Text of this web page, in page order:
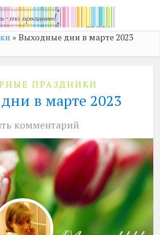
»Выходные дни в марте 2023
ПРАЗДНИКИ
в марте 2023
комментарий